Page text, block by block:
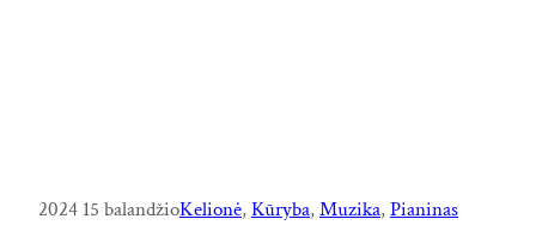
2024 15 balandžioKelionė, Kūryba, Muzika, Pianinas